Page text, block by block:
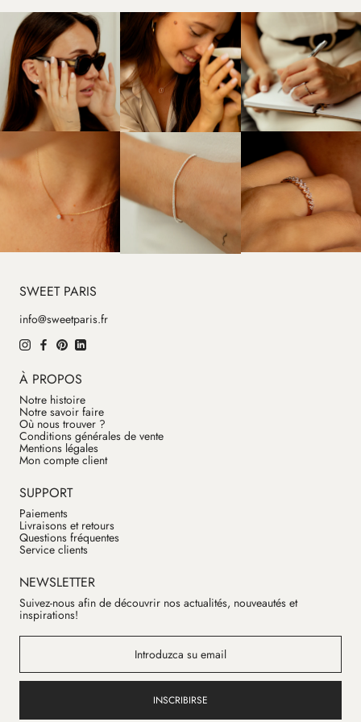
SWEET PARIS
info@sweetparis.fr
À PROPOS
Notre histoire
Notre savoir faire
Où nous trouver ?
Conditions générales de vente
Mentions légales
Mon compte client
SUPPORT
Paiements
Livraisons et retours
Questions fréquentes
Service clients
NEWSLETTER
Suivez-nous afin de découvrir nos actualités, nouveautés et
inspirations!
INSCRIBIRSE